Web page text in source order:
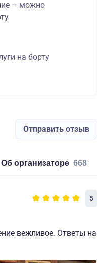
– можно
на борту
Отправить отзыв
об организаторе 668
5
вежливое. Ответы на